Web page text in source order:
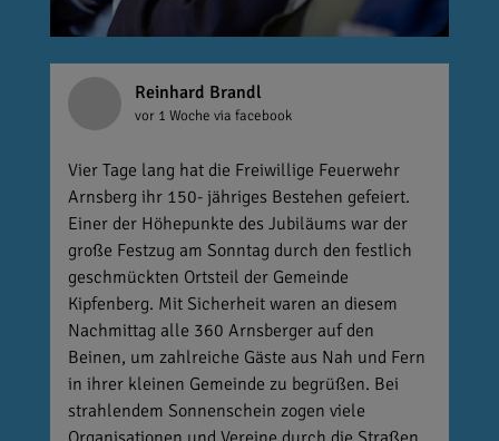
Reinhard Brandl
vor 1 Woche via facebook
Vier Tage lang hat die Freiwillige Feuerwehr
Arnsberg ihr 150- jähriges Bestehen gefeiert.
Einer der Höhepunkte des Jubiläums war der
große Festzug am Sonntag durch den festlich
geschmückten Ortsteil der Gemeinde
Kipfenberg. Mit Sicherheit waren an diesem
Nachmittag alle 360 Arnsberger auf den
Beinen, um zahlreiche Gäste aus Nah und Fern
in ihrer kleinen Gemeinde zu begrüßen. Bei
strahlendem Sonnenschein zogen viele